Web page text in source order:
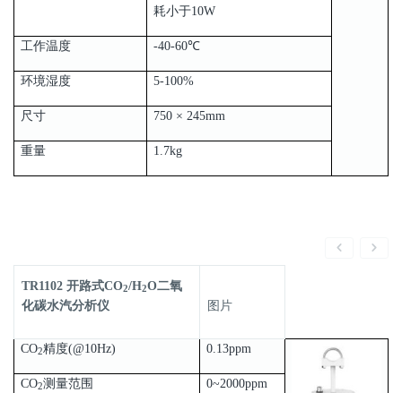
耗小于10W
工作温度 -40-60℃
环境湿度 5-100%
尺寸 750 × 245mm
重量 1.7kg
TR1102 开路式CO2/H2O二氧
化碳水汽分析仪
图片
CO2精度(@10Hz) 0.13ppm
CO2测量范围 0~2000ppm